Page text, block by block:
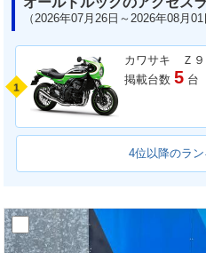
（2026年07月26日～2026年08月01
1
カワサキ Ｚ９
掲載台数 5 台
4位以降のラ